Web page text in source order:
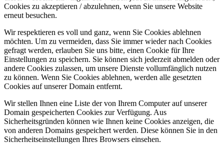
Cookies zu akzeptieren / abzulehnen, wenn Sie unsere Website
erneut besuchen.
Wir respektieren es voll und ganz, wenn Sie Cookies ablehnen
möchten. Um zu vermeiden, dass Sie immer wieder nach Cookies
gefragt werden, erlauben Sie uns bitte, einen Cookie für Ihre
Einstellungen zu speichern. Sie können sich jederzeit abmelden oder
andere Cookies zulassen, um unsere Dienste vollumfänglich nutzen
zu können. Wenn Sie Cookies ablehnen, werden alle gesetzten
Cookies auf unserer Domain entfernt.
Wir stellen Ihnen eine Liste der von Ihrem Computer auf unserer
Domain gespeicherten Cookies zur Verfügung. Aus
Sicherheitsgründen können wie Ihnen keine Cookies anzeigen, die
von anderen Domains gespeichert werden. Diese können Sie in den
Sicherheitseinstellungen Ihres Browsers einsehen.